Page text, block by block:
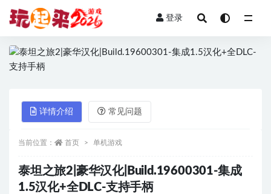
登录
详情介绍 常见问题
当前位置： 首页 单机游戏
泰坦之旅2|豪华汉化|Build.19600301-集成
1.5汉化+全DLC-支持手柄